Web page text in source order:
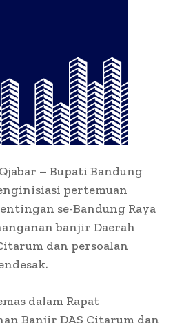
– Bupati Bandung
pertemuan
se-Bandung Raya
banjir Daerah
dan persoalan
dalam Rapat
Banjir DAS Citarum dan